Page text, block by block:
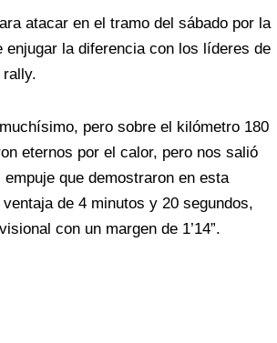
atacar en el tramo del sábado por la
la diferencia con los líderes de
pero sobre el kilómetro 180
eternos por el calor, pero nos salió
que demostraron en esta
de 4 minutos y 20 segundos,
con un margen de 1’14”.